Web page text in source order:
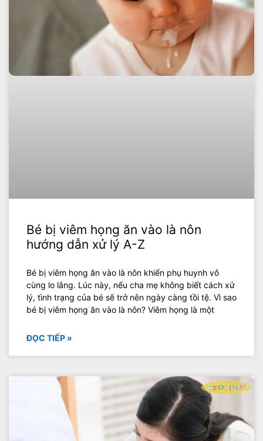
Bé bị viêm họng ăn vào là nôn
hướng dẫn xử lý A-Z
Bé bị viêm họng ăn vào là nôn khiến phụ huynh vô
cùng lo lắng. Lúc này, nếu cha mẹ không biết cách xử
lý, tình trạng của bé sẽ trở nên ngày càng tồi tệ. Vì sao
bé bị viêm họng ăn vào là nôn? Viêm họng là một
ĐỌC TIẾP »